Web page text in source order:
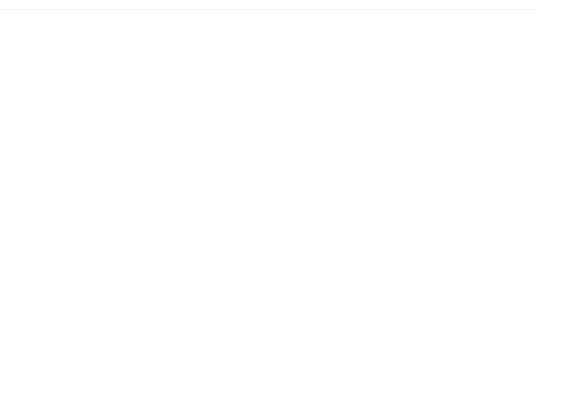
/修改报考信息→确认报名照